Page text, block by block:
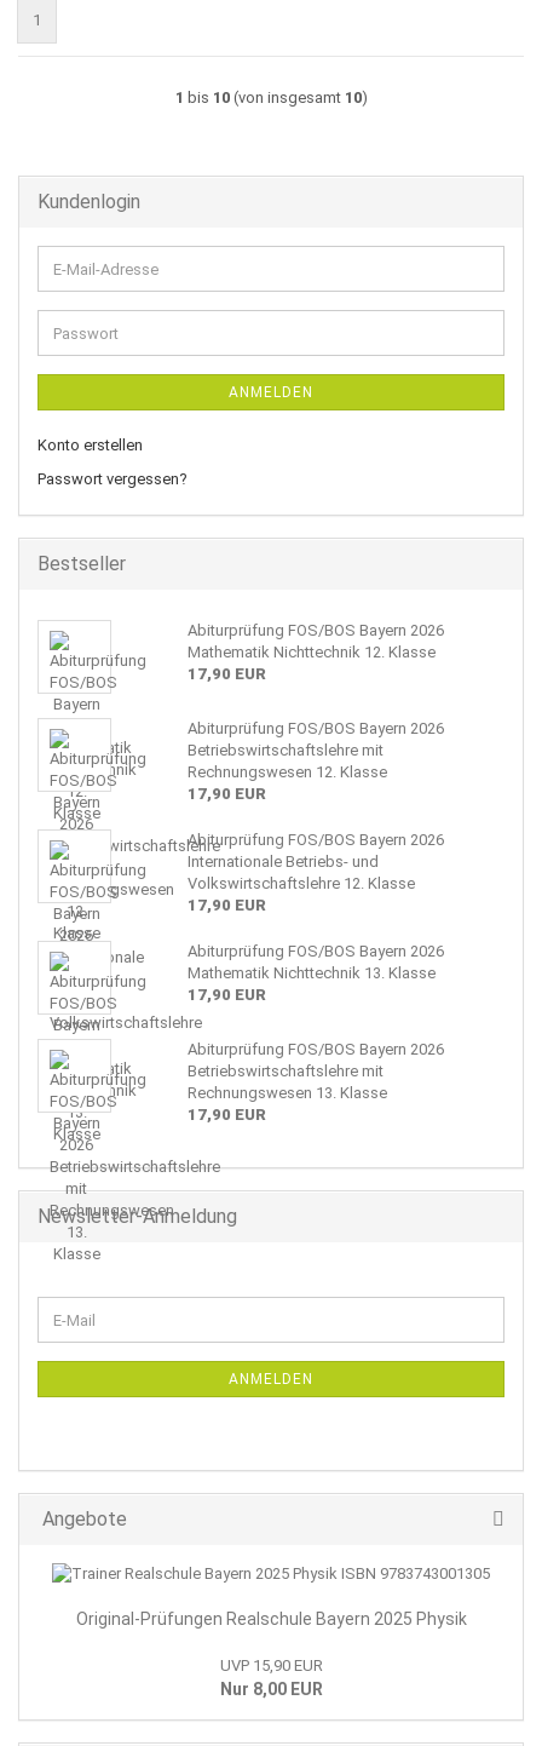
1
1 bis 10(von insgesamt 10)
Kundenlogin
E-
Mail-
Adresse
Passwort
ANMELDEN
Konto erstellen
Passwort vergessen?
Bestseller
Abiturprüfung FOS/BOS Bayern 2026
Mathematik Nichttechnik 12. Klasse
17,90 EUR
Abiturprüfung FOS/BOS Bayern 2026
Betriebswirtschaftslehre mit
Rechnungswesen 12. Klasse
17,90 EUR
Abiturprüfung FOS/BOS Bayern 2026
Internationale Betriebs- und
Volkswirtschaftslehre 12. Klasse
17,90 EUR
Abiturprüfung FOS/BOS Bayern 2026
Mathematik Nichttechnik 13. Klasse
17,90 EUR
Abiturprüfung FOS/BOS Bayern 2026
Betriebswirtschaftslehre mit
Rechnungswesen 13. Klasse
17,90 EUR
Newsletter-Anmeldung
ZUR
E-
Mail
ANMELDEN
Angebote
Original-Prüfungen Realschule Bayern 2025 Physik
UVP 15,90 EUR
Nur 8,00 EUR